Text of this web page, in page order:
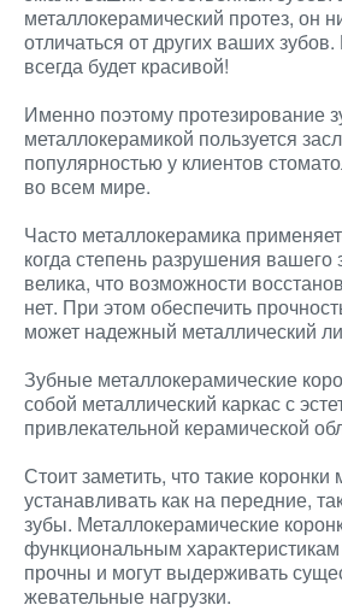
металлокерамический протез, он
отличаться от других ваших
всегда будет красивой!
Именно поэтому протезирование
металлокерамикой пользуется
популярностью у клиентов
во всем мире.
Часто металлокерамика
когда степень разрушения вашего
велика, что возможности
нет. При этом обеспечить
может надежный металлический
Зубные металлокерамические
собой металлический каркас с
привлекательной керамической
Стоит заметить, что такие
устанавливать как на передние,
зубы. Металлокерамические
функциональным
прочны и могут выдерживать
жевательные нагрузки.